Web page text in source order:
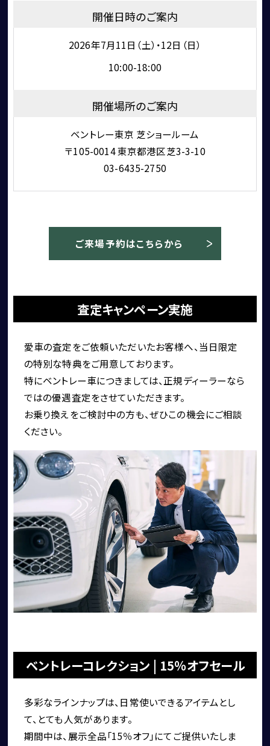
開催日時のご案内
2026年7月11日（土）・12日（日）
10:00-18:00
開催場所のご案内
ベントレー東京 芝ショールーム
〒105-0014 東京都港区芝3-3-10
03-6435-2750
ご来場予約はこちらから
査定キャンペーン実施
愛車の査定をご依頼いただいたお客様へ、当日限定
の特別な特典をご用意しております。
特にベントレー車につきましては、正規ディーラーなら
ではの優遇査定をさせていただきます。
お乗り換えをご検討中の方も、ぜひこの機会にご相談
ください。
ベントレーコレクション | 15％オフセール
多彩なラインナップは、日常使いできるアイテムとし
て、とても人気があります。
期間中は、展示全品「15％オフ」にてご提供いたしま